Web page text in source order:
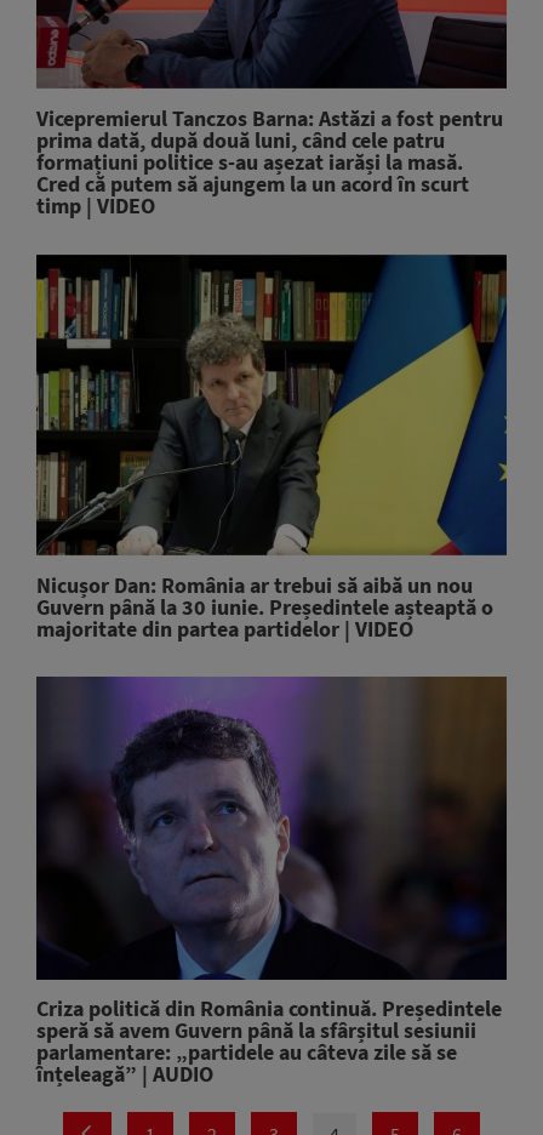
Vicepremierul Tanczos Barna: Astăzi a fost pentru
prima dată, după două luni, când cele patru
formațiuni politice s-au așezat iarăși la masă.
Cred că putem să ajungem la un acord în scurt
timp | VIDEO
Nicușor Dan: România ar trebui să aibă un nou
Guvern până la 30 iunie. Președintele așteaptă o
majoritate din partea partidelor | VIDEO
Criza politică din România continuă. Președintele
speră să avem Guvern până la sfârșitul sesiunii
parlamentare: „partidele au câteva zile să se
înțeleagă” | AUDIO